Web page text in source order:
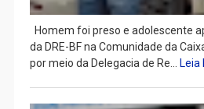
Homem foi preso e adolescente
da DRE-BF na Comunidade da
por meio da Delegacia de Re... Leia